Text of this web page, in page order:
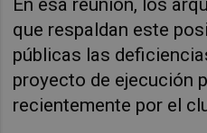
En esa reunión, los
que respaldan este
públicas las
proyecto de ejecución
recientemente por el